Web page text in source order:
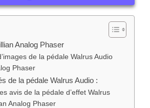
Analog Phaser
de la pédale Walrus Audio
Phaser
de la pédale Walrus Audio :
avis de la pédale d’effet Walrus
Analog Phaser